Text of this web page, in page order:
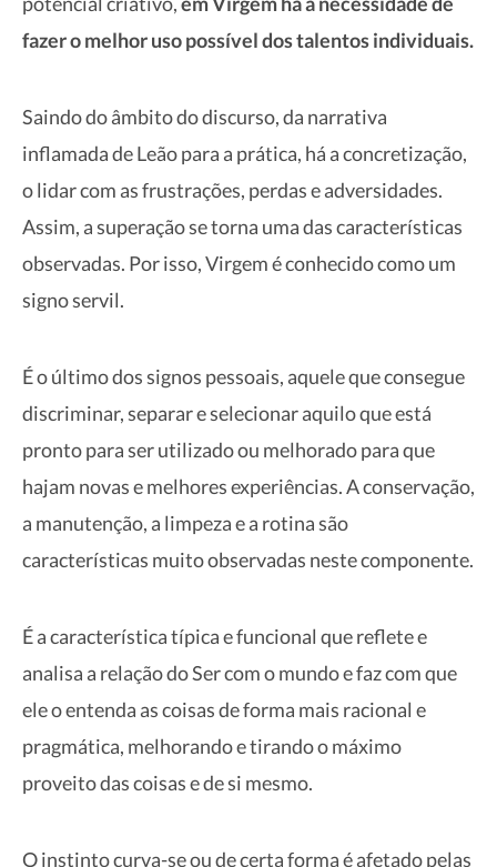
fazer o melhor uso possível dos talentos individuais.
Saindo do âmbito do discurso, da narrativa
inflamada de Leão para a prática, há a concretização,
o lidar com as frustrações, perdas e adversidades.
Assim, a superação se torna uma das características
observadas. Por isso, Virgem é conhecido como um
signo servil.
É o último dos signos pessoais, aquele que consegue
discriminar, separar e selecionar aquilo que está
pronto para ser utilizado ou melhorado para que
hajam novas e melhores experiências. A conservação,
a manutenção, a limpeza e a rotina são
características muito observadas neste componente.
É a característica típica e funcional que reflete e
analisa a relação do Ser com o mundo e faz com que
ele o entenda as coisas de forma mais racional e
pragmática, melhorando e tirando o máximo
proveito das coisas e de si mesmo.
O instinto curva-se ou de certa forma é afetado pelas